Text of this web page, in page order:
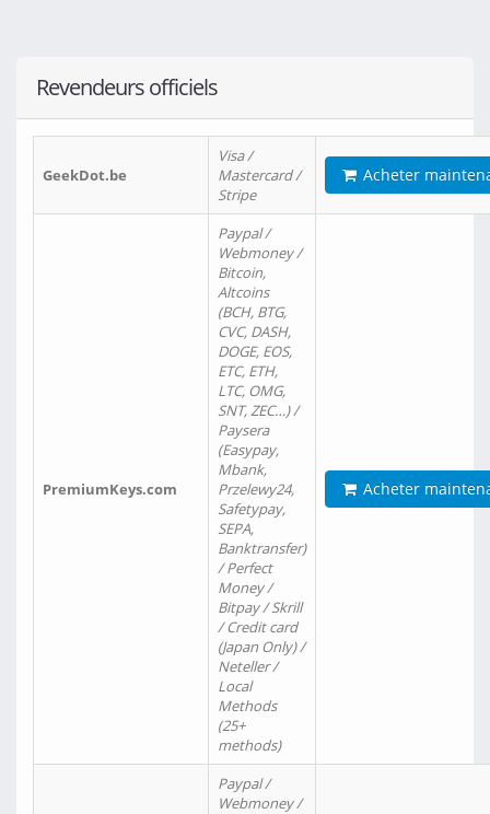
Revendeurs officiels
GeekDot.be
Visa /
Mastercard /
Stripe
Acheter
PremiumKeys.com
Paypal /
Webmoney /
Bitcoin,
Altcoins
(BCH, BTG,
CVC, DASH,
DOGE, EOS,
ETC, ETH,
LTC, OMG,
SNT, ZEC…) /
Paysera
(Easypay,
Mbank,
Przelewy24,
Safetypay,
SEPA,
Banktransfer)
/ Perfect
Money /
Bitpay / Skrill
/ Credit card
(Japan Only) /
Neteller /
Local
Methods
(25+
methods)
Acheter
Paypal /
Webmoney /